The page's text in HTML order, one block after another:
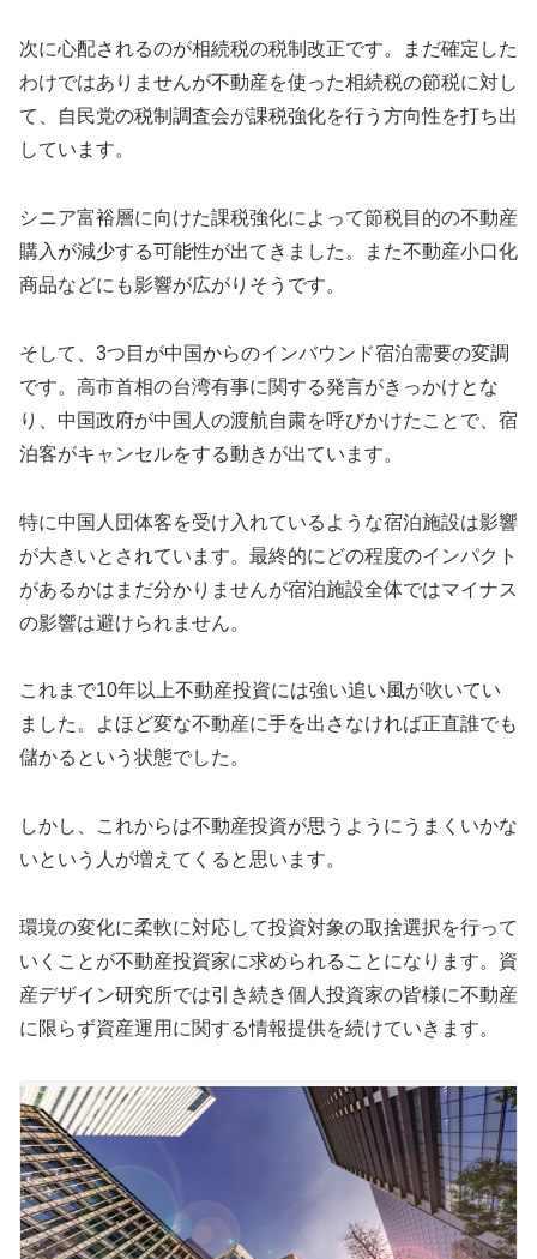
次に心配されるのが相続税の税制改正です。まだ確定した
わけではありませんが不動産を使った相続税の節税に対し
て、自民党の税制調査会が課税強化を行う方向性を打ち出
しています。
シニア富裕層に向けた課税強化によって節税目的の不動産
購入が減少する可能性が出てきました。また不動産小口化
商品などにも影響が広がりそうです。
そして、3つ目が中国からのインバウンド宿泊需要の変調
です。高市首相の台湾有事に関する発言がきっかけとな
り、中国政府が中国人の渡航自粛を呼びかけたことで、宿
泊客がキャンセルをする動きが出ています。
特に中国人団体客を受け入れているような宿泊施設は影響
が大きいとされています。最終的にどの程度のインパクト
があるかはまだ分かりませんが宿泊施設全体ではマイナス
の影響は避けられません。
これまで10年以上不動産投資には強い追い風が吹いてい
ました。よほど変な不動産に手を出さなければ正直誰でも
儲かるという状態でした。
しかし、これからは不動産投資が思うようにうまくいかな
いという人が増えてくると思います。
環境の変化に柔軟に対応して投資対象の取捨選択を行って
いくことが不動産投資家に求められることになります。資
産デザイン研究所では引き続き個人投資家の皆様に不動産
に限らず資産運用に関する情報提供を続けていきます。